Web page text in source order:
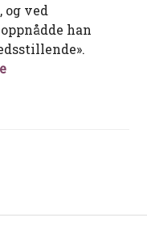
ved
han
Finn Lützow-Holm –